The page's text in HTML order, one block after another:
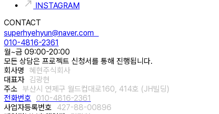
INSTAGRAM
CONTACT
superhyehyun@naver.com
010-4816-2361
월~금 09:00-20:00
모든 상담은 프로젝트 신청서를 통해 진행됩니다.
회사명
혜현주식회사
대표자 김광현
주소 부산시 연제구 월드컵대로160, 414호 (JH빌딩)
전화번호
010-4816-2361
사업자등록번호
427-88-00896